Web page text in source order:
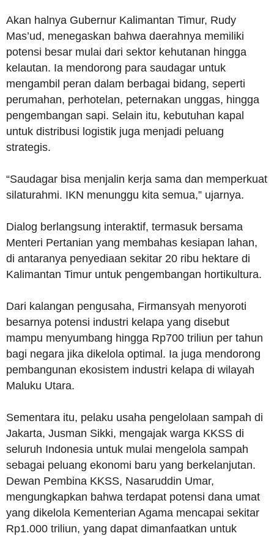
Akan halnya Gubernur Kalimantan Timur, Rudy
Mas’ud, menegaskan bahwa daerahnya memiliki
potensi besar mulai dari sektor kehutanan hingga
kelautan. Ia mendorong para saudagar untuk
mengambil peran dalam berbagai bidang, seperti
perumahan, perhotelan, peternakan unggas, hingga
pengembangan sapi. Selain itu, kebutuhan kapal
untuk distribusi logistik juga menjadi peluang
strategis.
“Saudagar bisa menjalin kerja sama dan memperkuat
silaturahmi. IKN menunggu kita semua,” ujarnya.
Dialog berlangsung interaktif, termasuk bersama
Menteri Pertanian yang membahas kesiapan lahan,
di antaranya penyediaan sekitar 20 ribu hektare di
Kalimantan Timur untuk pengembangan hortikultura.
Dari kalangan pengusaha, Firmansyah menyoroti
besarnya potensi industri kelapa yang disebut
mampu menyumbang hingga Rp700 triliun per tahun
bagi negara jika dikelola optimal. Ia juga mendorong
pembangunan ekosistem industri kelapa di wilayah
Maluku Utara.
Sementara itu, pelaku usaha pengelolaan sampah di
Jakarta, Jusman Sikki, mengajak warga KKSS di
seluruh Indonesia untuk mulai mengelola sampah
sebagai peluang ekonomi baru yang berkelanjutan.
Dewan Pembina KKSS, Nasaruddin Umar,
mengungkapkan bahwa terdapat potensi dana umat
yang dikelola Kementerian Agama mencapai sekitar
Rp1.000 triliun, yang dapat dimanfaatkan untuk